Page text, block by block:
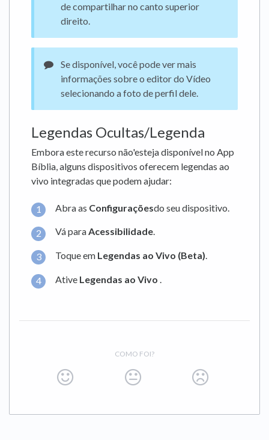
de compartilhar no canto superior
direito.
Se disponível, você pode ver mais
informações sobre o editor do Vídeo
selecionando a foto de perfil dele.
Legendas Ocultas/Legenda
Embora este recurso não'esteja disponível no App
Bíblia, alguns dispositivos oferecem legendas ao
vivo integradas que podem ajudar:
Abra as Configuraçõesdo seu dispositivo.
Vá paraAcessibilidade.
Toque em Legendas ao Vivo (Beta).
Ative Legendas ao Vivo
COMO FOI?